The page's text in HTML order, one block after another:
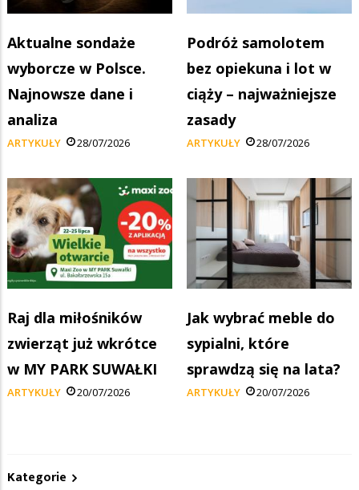
Aktualne sondaże
wyborcze w Polsce.
Najnowsze dane i
analiza
ARTYKUŁY 28/07/2026
Podróż samolotem
bez opiekuna i lot w
ciąży – najważniejsze
zasady
ARTYKUŁY 28/07/2026
Raj dla miłośników
zwierząt już wkrótce
w MY PARK SUWAŁKI
ARTYKUŁY 20/07/2026
Jak wybrać meble do
sypialni, które
sprawdzą się na lata?
ARTYKUŁY 20/07/2026
Kategorie